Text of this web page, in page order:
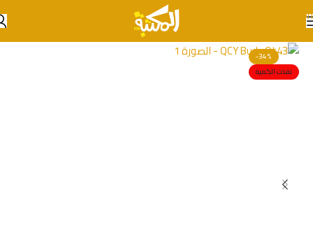
Skip to navigation
Skip to main content
-34%
نفذت الكمية